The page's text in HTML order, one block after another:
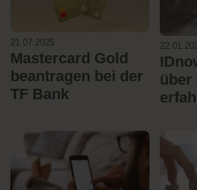
21.07.2025
Mastercard Gold
beantragen bei der
TF Bank
über